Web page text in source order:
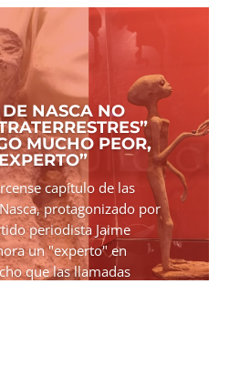
NASCA NO
MUCHO PEOR,
capítulo de las
protagonizado por
periodista Jaime
un "experto" en
que las llamadas